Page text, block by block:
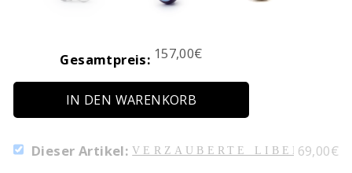
Gesamtpreis: Price
157,00€
IN DEN WARENKORB
SELECT
Dieser Artikel: VERZAUBERTE LIBELLE
Price
69,00€